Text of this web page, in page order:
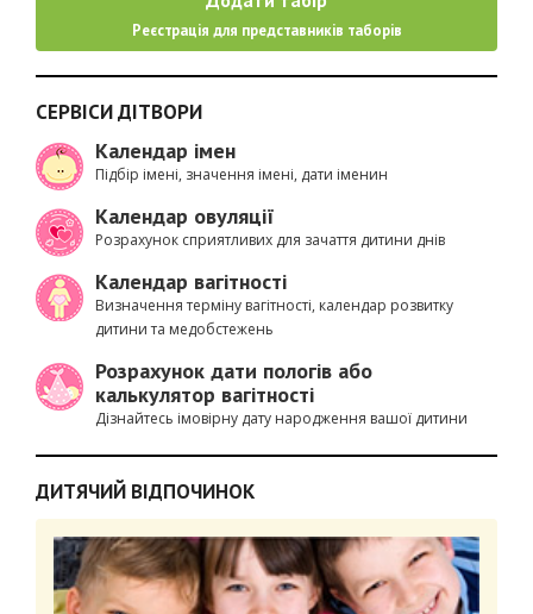
Реєстрація для представників таборів
СЕРВІСИ ДІТВОРИ
Календар імен
Підбір імені, значення імені, дати іменин
Календар овуляції
Розрахунок сприятливих для зачаття дитини днів
Календар вагітності
Визначення терміну вагітності, календар розвитку
дитини та медобстежень
Розрахунок дати пологів або
калькулятор вагітності
Дізнайтесь імовірну дату народження вашої дитини
ДИТЯЧИЙ ВІДПОЧИНОК